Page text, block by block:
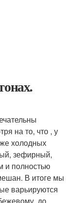
на то, что , у
холодных
зефирный,
и полностью
В итоге мы
варьируются
до